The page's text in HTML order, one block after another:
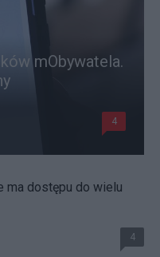
mObywatela.
4
ma dostępu do wielu
4